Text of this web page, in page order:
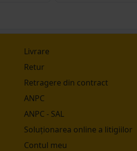
Livrare
Retur
Retragere din contract
ANPC
ANPC - SAL
Soluționarea online a litigiilor
Contul meu